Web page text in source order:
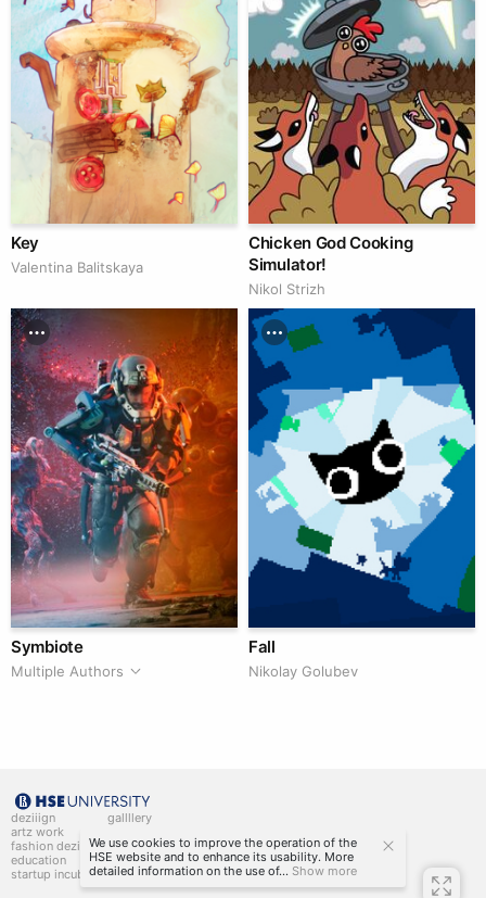
Key
Valentina Balitskaya
Chicken God Cooking
Simulator!
Nikol Strizh
Symbiote
Multiple Authors
Fall
Nikolay Golubev
deziiign
artz work
fashion deziiign
education
startup incubator
gallllery
kiiids.art
We use cookies to improve the operation of the
HSE website and to enhance its usability. More
detailed information on the use of... Show more